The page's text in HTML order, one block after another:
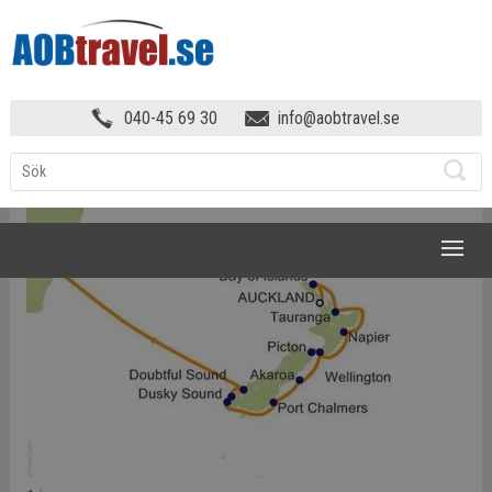
040-45 69 30 info@aobtravel.se
AUSTRALIEN MED CELEBRITY CRUISES!
1